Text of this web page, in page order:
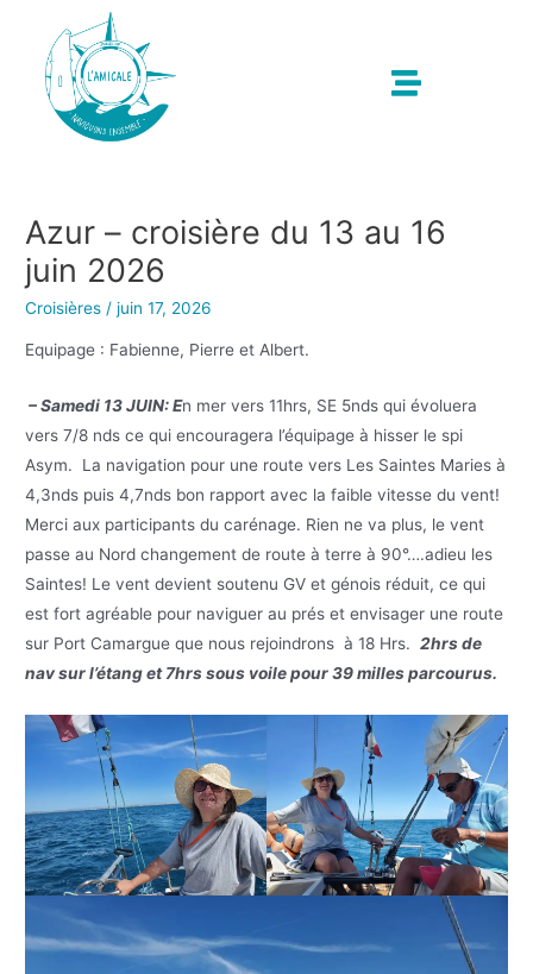
Azur – croisière du 13 au 16
juin 2026
Croisières /juin 17, 2026
Equipage : Fabienne, Pierre et Albert.
– Samedi 13 JUIN: En mer vers 11hrs, SE 5nds qui évoluera
vers 7/8 nds ce qui encouragera l’équipage à hisser le spi
Asym. La navigation pour une route vers Les Saintes Maries à
4,3nds puis 4,7nds bon rapport avec la faible vitesse du vent!
Merci aux participants du carénage. Rien ne va plus, le vent
passe au Nord changement de route à terre à 90°….adieu les
Saintes! Le vent devient soutenu GV et génois réduit, ce qui
est fort agréable pour naviguer au prés et envisager une route
sur Port Camargue que nous rejoindrons à 18 Hrs.2hrs de
nav sur l’étang et 7hrs sous voile pour 39 milles parcourus.